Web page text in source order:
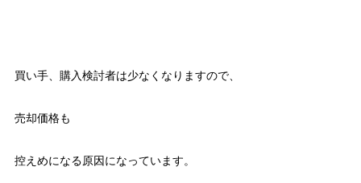
買い手、購入検討者は少なくなりますので、
売却価格も
控えめになる原因になっています。